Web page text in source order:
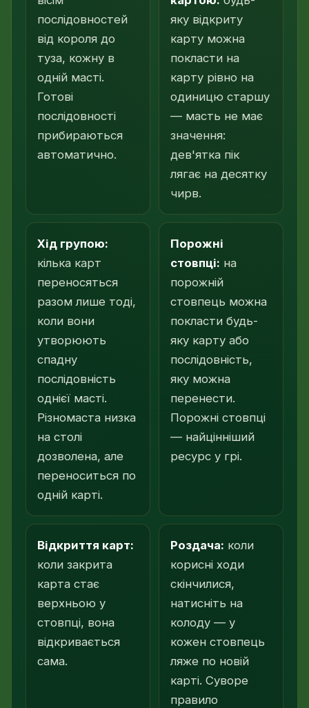
послідовностей
від короля до
туза, кожну в
одній масті.
Готові
послідовності
прибираються
автоматично.
яку відкриту
карту можна
покласти на
карту рівно на
одиницю старшу
— масть не має
значення:
дев'ятка пік
лягає на десятку
чирв.
Хід групою:
кілька карт
переносяться
разом лише тоді,
коли вони
утворюють
спадну
послідовність
однієї масті.
Різномаста низка
на столі
дозволена, але
переноситься по
одній карті.
Порожні
стовпці: на
порожній
стовпець можна
покласти будь-
яку карту або
послідовність,
яку можна
перенести.
Порожні стовпці
— найцінніший
ресурс у грі.
Відкриття карт:
коли закрита
карта стає
верхньою у
стовпці, вона
відкривається
сама.
Роздача: коли
корисні ходи
скінчилися,
натисніть на
колоду — у
кожен стовпець
ляже по новій
карті. Суворе
правило